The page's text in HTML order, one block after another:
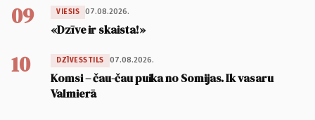
09 VIESIS 07.08.2026.
«Dzīve ir skaista!»
10 DZĪVESSTILS 07.08.2026.
Komsi – čau-čau puika no Somijas. Ik vasaru
Valmierā